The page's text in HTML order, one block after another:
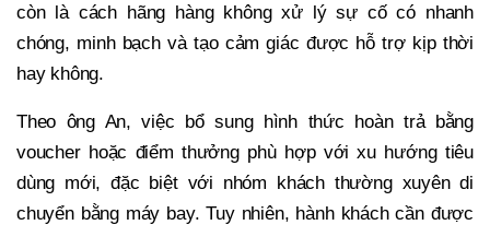
còn là cách hãng hàng không xử lý sự cố có nhanh
chóng, minh bạch và tạo cảm giác được hỗ trợ kịp thời
hay không.
Theo ông An, việc bổ sung hình thức hoàn trả bằng
voucher hoặc điểm thưởng phù hợp với xu hướng tiêu
dùng mới, đặc biệt với nhóm khách thường xuyên di
chuyển bằng máy bay. Tuy nhiên, hành khách cần được